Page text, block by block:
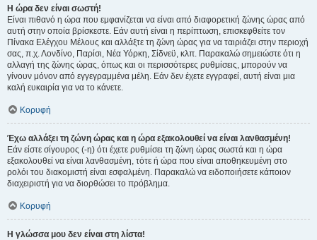
Η ώρα δεν είναι σωστή!
Είναι πιθανό η ώρα που εμφανίζεται να είναι από διαφορετική ζώνης ώρας από
αυτή στην οποία βρίσκεστε. Εάν αυτή είναι η περίπτωση, επισκεφθείτε τον
Πίνακα Ελέγχου Μέλους και αλλάξτε τη ζώνη ώρας για να ταιριάζει στην περιοχή
σας, π.χ. Λονδίνο, Παρίσι, Νέα Υόρκη, Σίδνεϋ, κλπ. Παρακαλώ σημειώστε ότι η
αλλαγή της ζώνης ώρας, όπως και οι περισσότερες ρυθμίσεις, μπορούν να
γίνουν μόνον από εγγεγραμμένα μέλη. Εάν δεν έχετε εγγραφεί, αυτή είναι μια
καλή ευκαιρία για να το κάνετε.
Κορυφή
Έχω αλλάξει τη ζώνη ώρας και η ώρα εξακολουθεί να είναι λανθασμένη!
Εάν είστε σίγουρος (-η) ότι έχετε ρυθμίσει τη ζώνη ώρας σωστά και η ώρα
εξακολουθεί να είναι λανθασμένη, τότε ή ώρα που είναι αποθηκευμένη στο
ρολόι του διακομιστή είναι εσφαλμένη. Παρακαλώ να ειδοποιήσετε κάποιον
διαχειριστή για να διορθώσει το πρόβλημα.
Κορυφή
Η γλώσσα μου δεν είναι στη λίστα!